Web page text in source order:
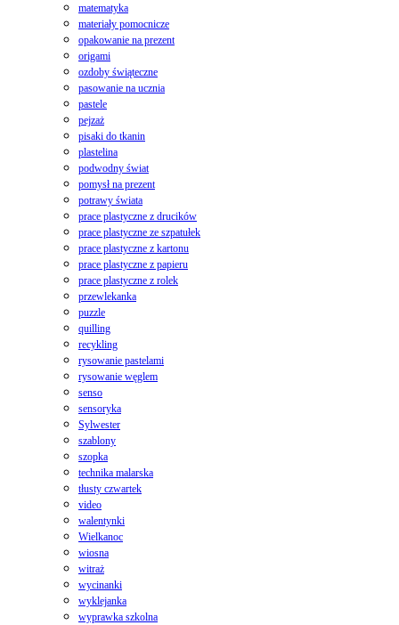
matematyka
materiały pomocnicze
opakowanie na prezent
origami
ozdoby świąteczne
pasowanie na ucznia
pastele
pejzaż
pisaki do tkanin
plastelina
podwodny świat
pomysł na prezent
potrawy świata
prace plastyczne z drucików
prace plastyczne ze szpatułek
prace plastyczne z kartonu
prace plastyczne z papieru
prace plastyczne z rolek
przewlekanka
puzzle
quilling
recykling
rysowanie pastelami
rysowanie węglem
senso
sensoryka
Sylwester
szablony
szopka
technika malarska
tłusty czwartek
video
walentynki
Wielkanoc
wiosna
witraż
wycinanki
wyklejanka
wyprawka szkolna